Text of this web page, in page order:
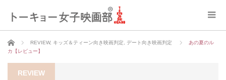
ホーム REVIEW, キッズ＆ティーン向き映画判定 デート向き映画判定
あの夏のル
カ【レビュー】
REVIEW